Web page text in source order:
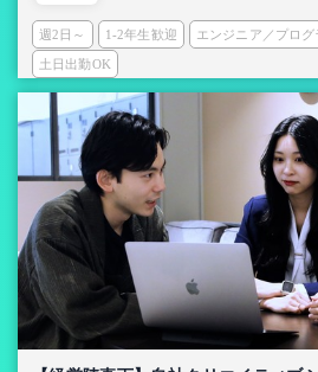
週2日～ 1-2年生歓迎 エンジニア／プロ
土日出勤OK